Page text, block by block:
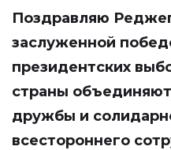
Поздравляю
заслуженной
президентских
страны
дружбы и
всестороннего